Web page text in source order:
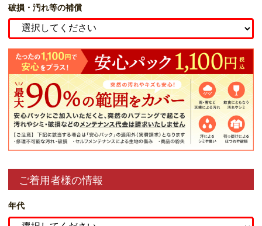
破損・汚れ等の補償
ご着用者様の情報
年代